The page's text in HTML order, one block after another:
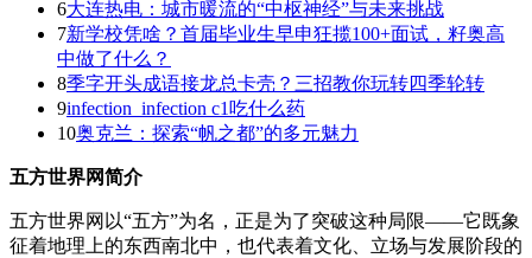
6大连热电：城市暖流的“中枢神经”与未来挑战
7新学校凭啥？首届毕业生早申狂揽100+面试，籽奥高
中做了什么？
8季字开头成语接龙总卡壳？三招教你玩转四季轮转
9infection_infection c1吃什么药
10奥克兰：探索“帆之都”的多元魅力
五方世界网简介
五方世界网以“五方”为名，正是为了突破这种局限——它既象
征着地理上的东西南北中，也代表着文化、立场与发展阶段的